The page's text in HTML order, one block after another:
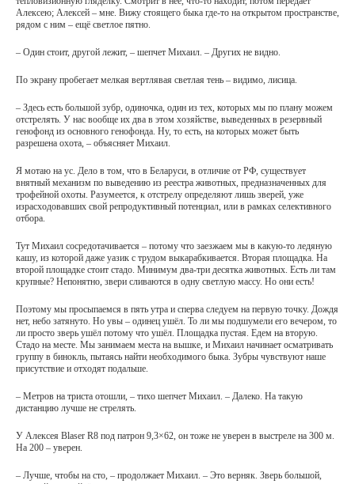
Алексею; Алексей – мне. Вижу стоящего быка где-то на открытом пространстве,
рядом с ним – ещё светлое пятно.
– Один стоит, другой лежит, – шепчет Михаил. – Других не видно.
По экрану пробегает мелкая вертлявая светлая тень – видимо, лисица.
– Здесь есть большой зубр, одиночка, один из тех, которых мы по плану можем
отстрелять. У нас вообще их два в этом хозяйстве, выведенных в резервный
генофонд из основного генофонда. Ну, то есть, на которых может быть
разрешена охота, – объясняет Михаил.
Я мотаю на ус. Дело в том, что в Беларуси, в отличие от РФ, существует
внятный механизм по выведению из реестра животных, предназначенных для
трофейной охоты. Разумеется, к отстрелу определяют лишь зверей, уже
израсходовавших свой репродуктивный потенциал, или в рамках селективного
отбора.
Тут Михаил сосредотачивается – потому что заезжаем мы в какую-то ледяную
кашу, из которой даже уазик с трудом выкарабкивается. Вторая площадка. На
второй площадке стоит стадо. Минимум два-три десятка животных. Есть ли там
крупные? Непонятно, звери сливаются в одну светлую массу. Но они есть!
Поэтому мы просыпаемся в пять утра и сперва следуем на первую точку. Дождя
нет, небо затянуто. Но увы – одинец ушёл. То ли мы подшумели его вечером, то
ли просто зверь ушёл потому что ушёл. Площадка пустая. Едем на вторую.
Стадо на месте. Мы занимаем места на вышке, и Михаил начинает осматривать
группу в бинокль, пытаясь найти необходимого быка. Зубры чувствуют наше
присутствие и отходят подальше.
– Метров на триста отошли, – тихо шепчет Михаил. – Далеко. На такую
дистанцию лучше не стрелять.
У Алексея Blaser R8 под патрон 9,3×62, он тоже не уверен в выстреле на 300 м.
На 200 – уверен.
– Лучше, чтобы на сто, – продолжает Михаил. – Это верняк. Зверь большой,